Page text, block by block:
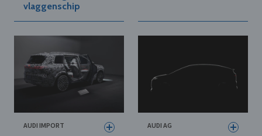
vlaggenschip
AUDI IMPORT AUDI AG